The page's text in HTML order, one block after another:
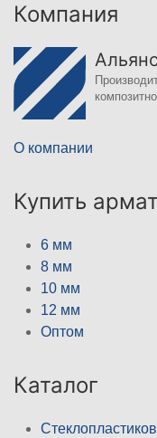
Компания
О компании
Купить
6 мм
8 мм
10 мм
12 мм
Оптом
Каталог